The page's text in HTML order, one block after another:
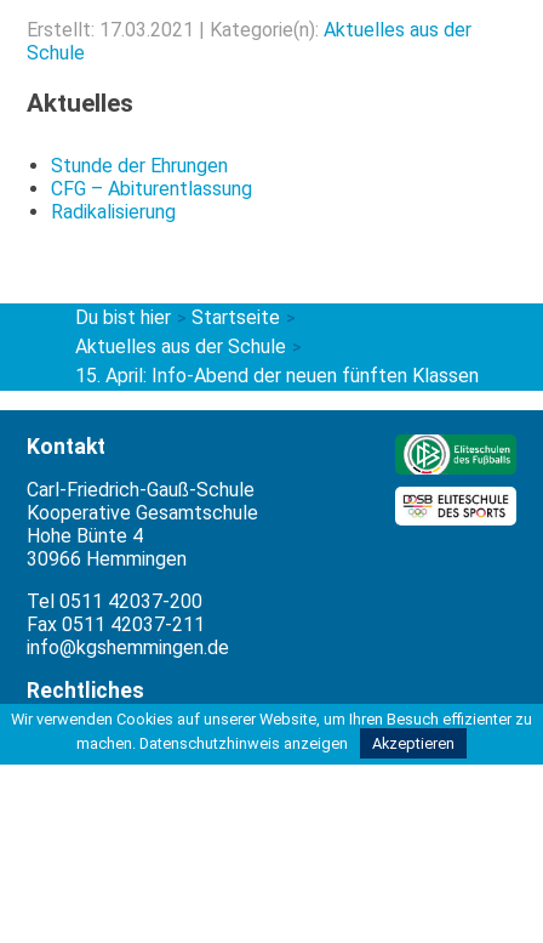
Erstellt: 17.03.2021 | Kategorie(n):Aktuelles aus der
Schule
Aktuelles
Stunde der Ehrungen
CFG – Abiturentlassung
Radikalisierung
Du bist hier > Startseite >
Aktuelles aus der Schule >
15. April: Info-Abend der neuen fünften Klassen
Kontakt
Carl-Friedrich-Gauß-Schule
Kooperative Gesamtschule
Hohe Bünte 4
30966 Hemmingen
Tel 0511 42037-200
Fax 0511 42037-211
info@kgshemmingen.de
Rechtliches
Impressum
Datenschutzbeauftragter
Wir verwenden Cookies auf unserer Website, um Ihren Besuch effizienter zu
machen. Datenschutzhinweis anzeigen Akzeptieren